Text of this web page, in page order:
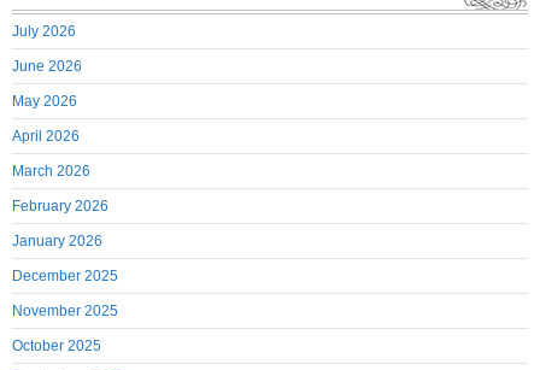
July 2026
June 2026
May 2026
April 2026
March 2026
February 2026
January 2026
December 2025
November 2025
October 2025